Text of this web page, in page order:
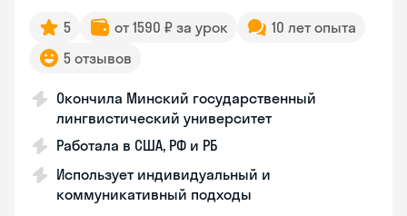
5 от 1590 ₽ за урок
10 лет опыта
5 отзывов
Окончила Минский государственный
лингвистический университет
Работала в США, РФ и РБ
Использует индивидуальный и
коммуникативный подходы